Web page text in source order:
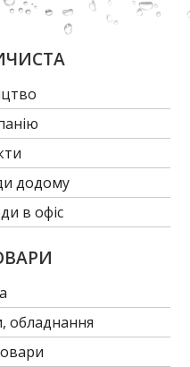
додому
в офіс
обладнання